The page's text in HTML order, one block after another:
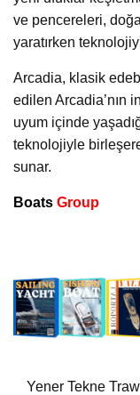
ve pencereleri,
yaratırken
Arcadia, klasik
edilen Arcadia’nın
uyum içinde
teknolojiyle
sunar.
Boats Group
Yener Tekne